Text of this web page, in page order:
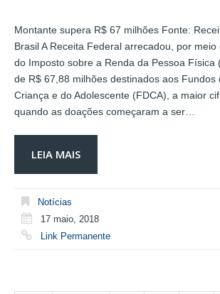
Montante supera R$ 67 milhões Fonte:
Brasil A Receita Federal arrecadou, por
do Imposto sobre a Renda da Pessoa Física
de R$ 67,88 milhões destinados aos Fundos
Criança e do Adolescente (FDCA), a maior
quando as doações começaram a ser…
LEIA MAIS
Notícias
17 maio, 2018
Link Permanente